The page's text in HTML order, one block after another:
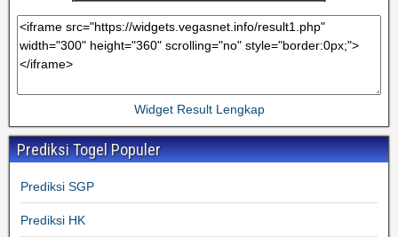
Widget Result Lengkap
Prediksi Togel Populer
Prediksi SGP
Prediksi HK